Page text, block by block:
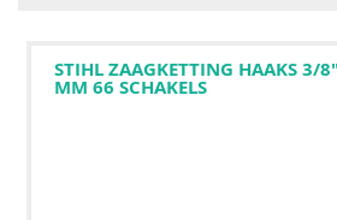
STIHL ZAAGKETTING HAAKS 3/
MM 66 SCHAKELS